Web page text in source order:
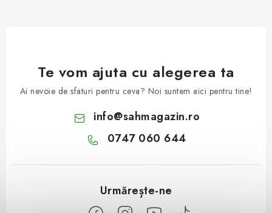
Te vom ajuta cu alegerea ta
Ai nevoie de sfaturi pentru ceva? Noi suntem aici pentru tine!
info@sahmagazin.ro
0747 060 644